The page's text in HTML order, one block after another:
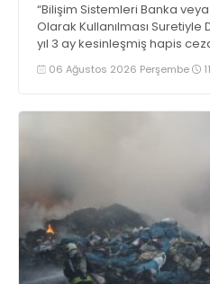
“Bilişim Sistemleri Banka
Olarak Kullanılması Suretiyle
yıl 3 ay kesinleşmiş hapis
yakalandı
06 Ağustos 2026 Perşembe